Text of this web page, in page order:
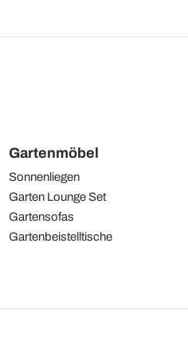
Gartenmöbel
Sonnenliegen
Garten Lounge Set
Gartensofas
Gartenbeistelltische